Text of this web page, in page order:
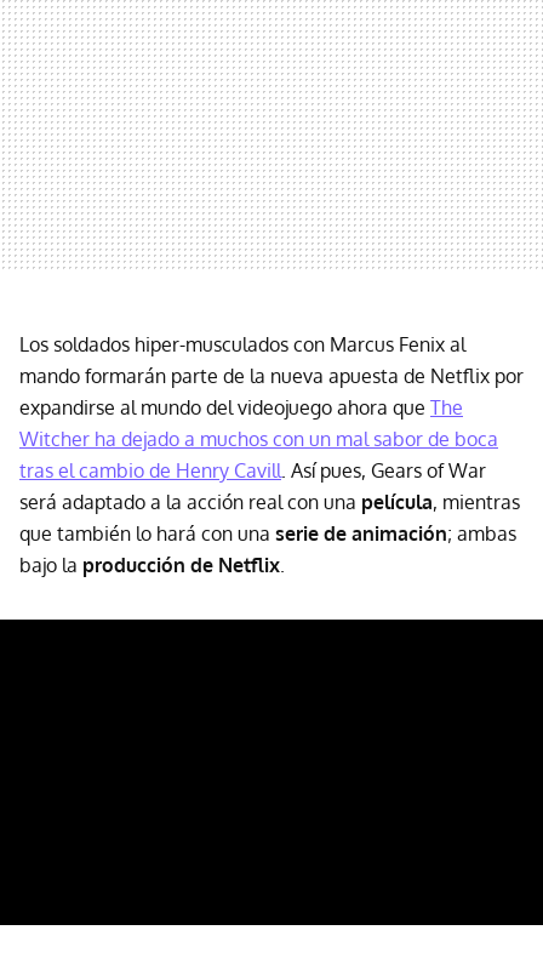
Los soldados hiper-musculados con Marcus Fenix al
mando formarán parte de la nueva apuesta de Netflix por
expandirse al mundo del videojuego ahora que The
Witcher ha dejado a muchos con un mal sabor de boca
tras el cambio de Henry Cavill . Así pues, Gears of War
será adaptado a la acción real con una película, mientras
que también lo hará con una serie de animación; ambas
bajo la producción de Netflix